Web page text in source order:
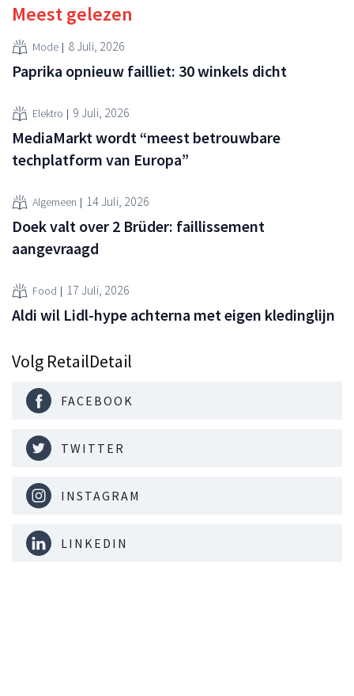
Meest gelezen
Mode 8 Juli, 2026
Paprika opnieuw failliet: 30 winkels dicht
Elektro 9 Juli, 2026
MediaMarkt wordt “meest betrouwbare
techplatform van Europa”
Algemeen 14 Juli, 2026
Doek valt over 2 Brüder: faillissement
aangevraagd
Food 17 Juli, 2026
Aldi wil Lidl-hype achterna met eigen kledinglijn
Volg RetailDetail
FACEBOOK
TWITTER
INSTAGRAM
LINKEDIN